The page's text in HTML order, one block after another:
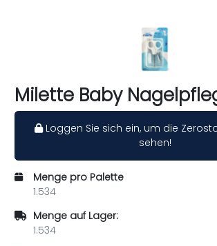
Milette Baby
Loggen Sie sich ein, um die
sehen!
Menge pro Palette
1.534
Menge auf Lager:
1.534